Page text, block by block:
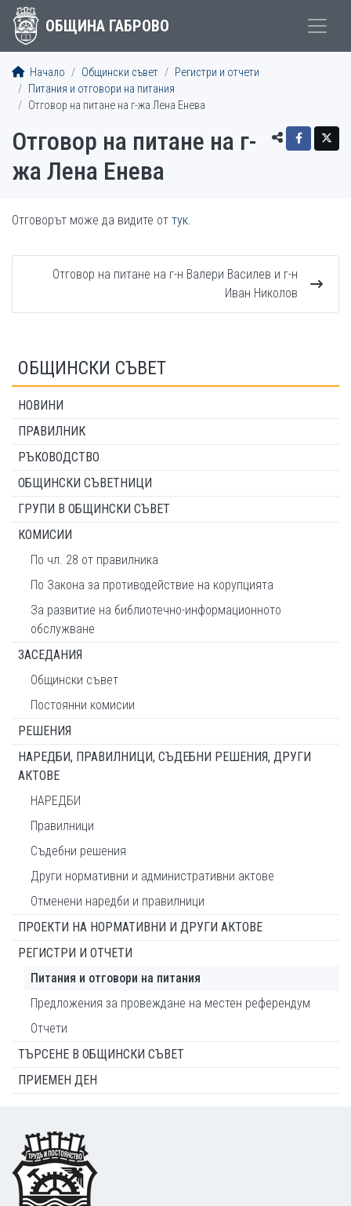
ОБЩИНА ГАБРОВО
Начало Общински съвет
Регистри и отчети
Питания и отговори на питания
Отговор на питане на г-жа Лена Енева
Отговор на питане на г-
жа Лена Енева
Отговорът може да видите от тук.
Отговор на питане на г-н Валери Василев и г-н
Иван Николов
ОБЩИНСКИ СЪВЕТ
НОВИНИ
ПРАВИЛНИК
РЪКОВОДСТВО
ОБЩИНСКИ СЪВЕТНИЦИ
ГРУПИ В ОБЩИНСКИ СЪВЕТ
КОМИСИИ
По чл. 28 от правилника
По Закона за противодействие на корупцията
За развитие на библиотечно-информационното
обслужване
ЗАСЕДАНИЯ
Общински съвет
Постоянни комисии
РЕШЕНИЯ
НАРЕДБИ, ПРАВИЛНИЦИ, СЪДЕБНИ РЕШЕНИЯ, ДРУГИ
АКТОВЕ
НАРЕДБИ
Правилници
Съдебни решения
Други нормативни и административни актове
Отменени наредби и правилници
ПРОЕКТИ НА НОРМАТИВНИ И ДРУГИ АКТОВЕ
РЕГИСТРИ И ОТЧЕТИ
Питания и отговори на питания
Предложения за провеждане на местен референдум
Отчети
ТЪРСЕНЕ В ОБЩИНСКИ СЪВЕТ
ПРИЕМЕН ДЕН
Footer